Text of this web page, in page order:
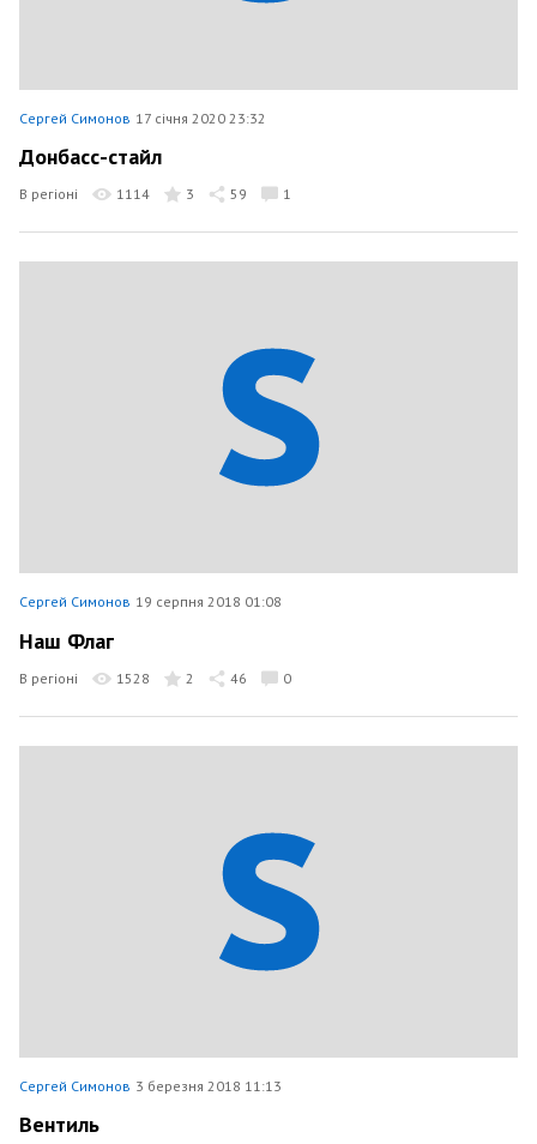
Сергей Симонов 17 січня 2020 23:32
Донбасс-стайл
В регіоні 1114 3 59 1
Сергей Симонов 19 серпня 2018 01:08
Наш Флаг
В регіоні 1528 2 46 0
Сергей Симонов 3 березня 2018 11:13
Вентиль